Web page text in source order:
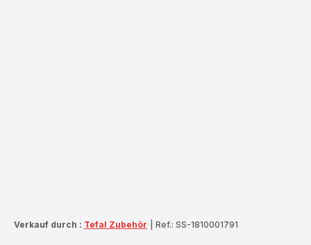
Verkauf durch : Tefal Zubehör Ref.: SS-1810001791